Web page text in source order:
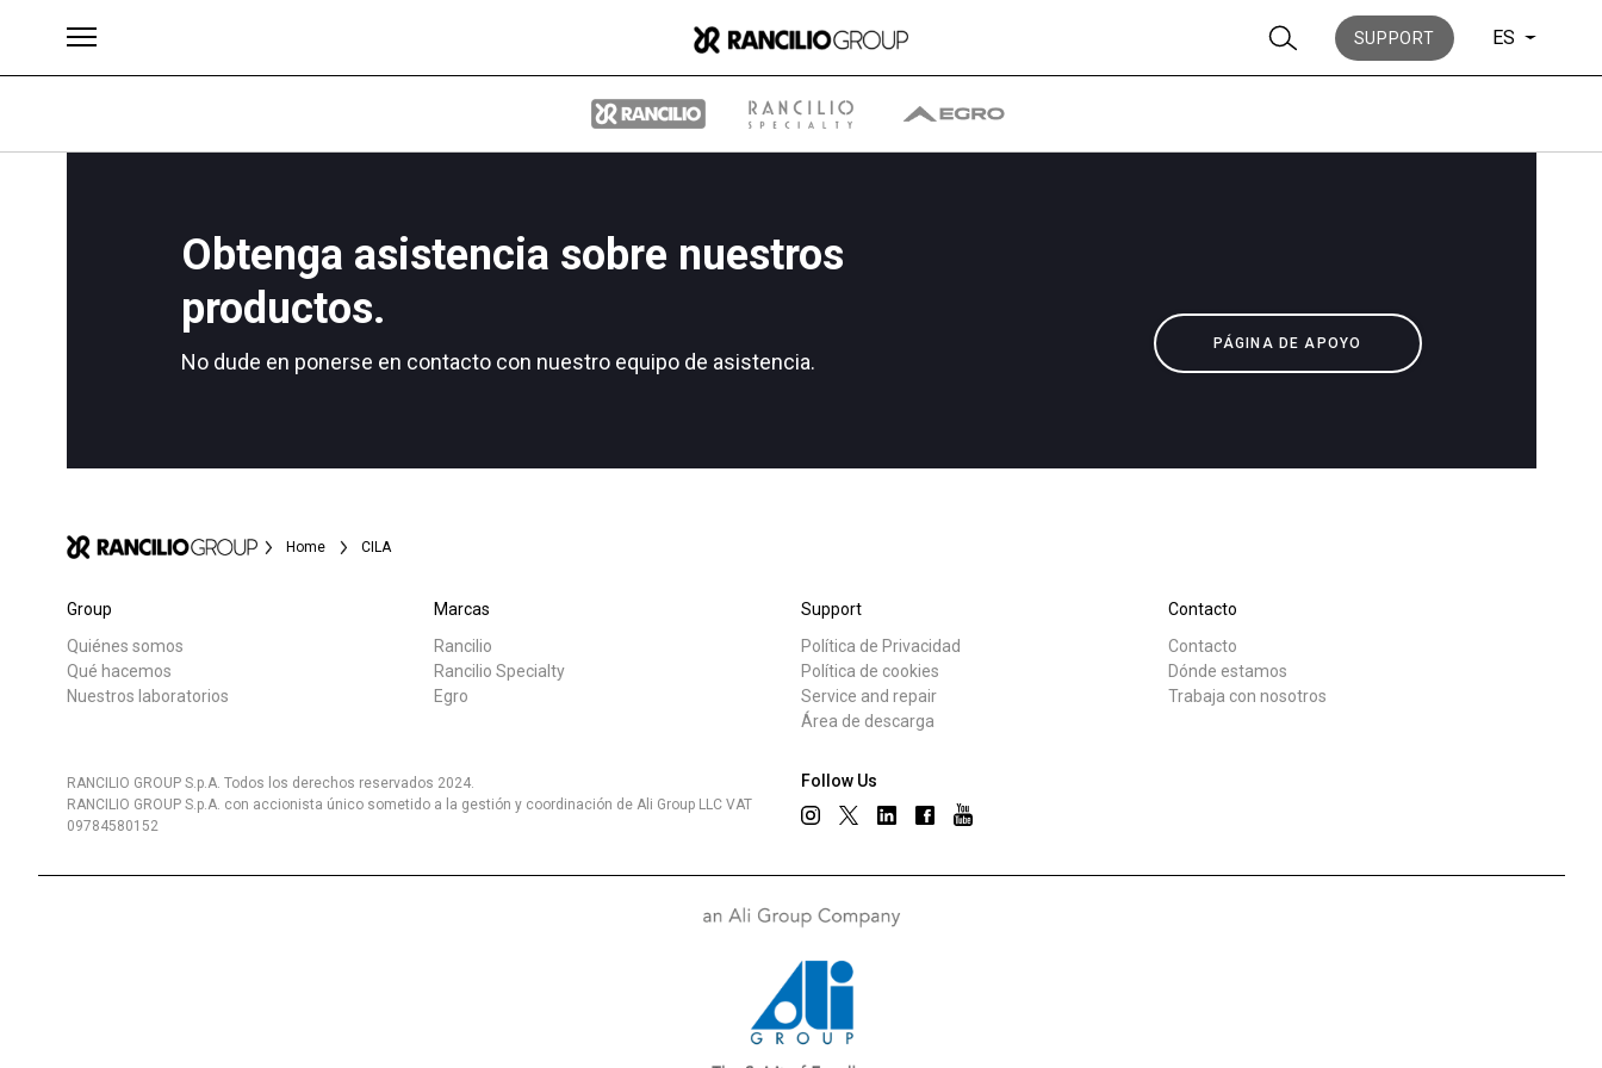
SUPPORT ES
Obtenga asistencia sobre nuestros
productos.
No dude en ponerse en contacto con nuestro equipo de asistencia.
PÁGINA DE APOYO
Home CILA
Group
Quiénes somos
Qué hacemos
Nuestros laboratorios
Marcas
Rancilio
Rancilio Specialty
Egro
Support
Política de Privacidad
Política de cookies
Service and repair
Área de descarga
Contacto
Contacto
Dónde estamos
Trabaja con nosotros
Follow Us
RANCILIO GROUP S.p.A. Todos los derechos reservados 2024.
RANCILIO GROUP S.p.A. con accionista único sometido a la gestión y coordinación de Ali Group LLC VAT
09784580152
Productos Noticias Descargar
Brands Group
Trabaja con nosotros
laboratorios
Connect